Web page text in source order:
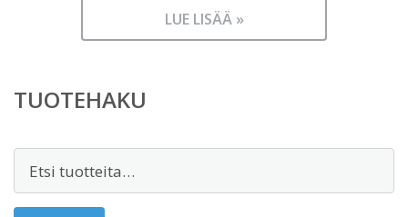
LUE LISÄÄ »
TUOTEHAKU
Etsi: